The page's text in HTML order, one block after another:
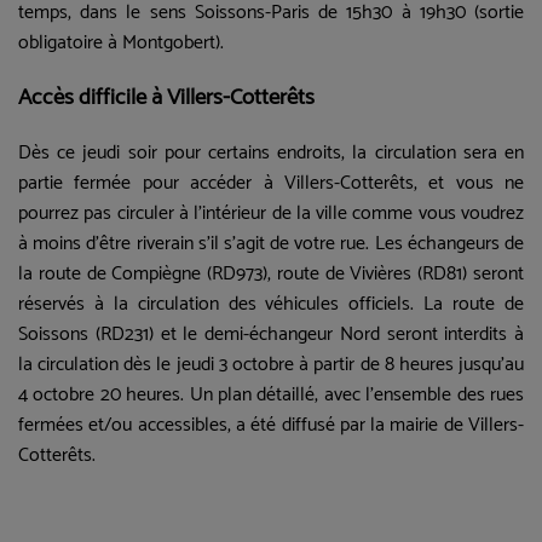
temps, dans le sens Soissons-Paris de 15h30 à 19h30 (sortie
obligatoire à Montgobert).
Accès difficile à Villers-Cotterêts
Dès ce jeudi soir pour certains endroits, la circulation sera en
partie fermée pour accéder à Villers-Cotterêts, et vous ne
pourrez pas circuler à l’intérieur de la ville comme vous voudrez
à moins d’être riverain s’il s’agit de votre rue. Leséchangeurs de
la route de Compiègne (RD973), route de Vivières (RD81) seront
réservés à la circulation des véhicules officiels. La route de
Soissons (RD231) et le demi-échangeur Nord seront interdits à
la circulation dès le jeudi 3 octobre à partir de 8 heures jusqu’au
4 octobre 20 heures. Un plan détaillé, avec l’ensemble des rues
fermées et/ou accessibles, a été diffusé par la mairie de Villers-
Cotterêts.